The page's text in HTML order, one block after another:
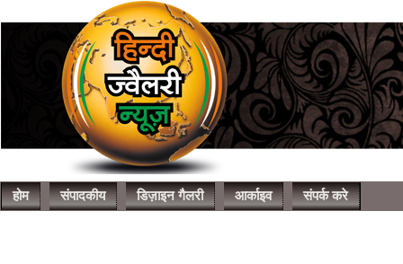
होम संपादकीय डिज़ाइन गैलरी आर्काइव संपर्क करे